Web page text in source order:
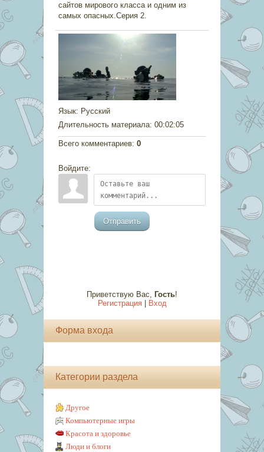
сайтов мирового класса и одним из
самых опасных.Серия 2.
Язык: Русский
Длительность материала: 00:02:05
Всего комментариев: 0
Войдите:
Отправить
Приветствую Вас Гость!
Регистрация| Вход
Форма входа
Категории раздела
Другое
Компьютерные игры
Красота и здоровье
Люди и блоги